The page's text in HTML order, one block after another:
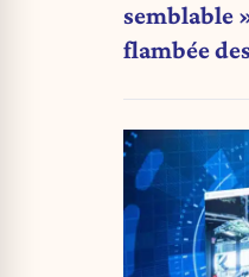
semblable
flambée